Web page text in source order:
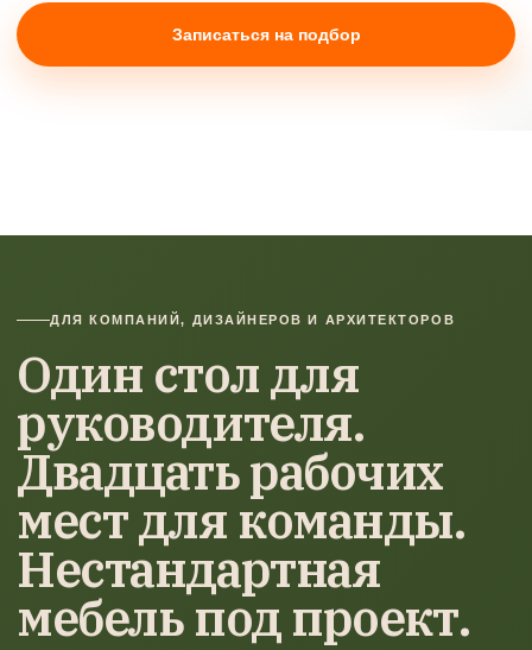
Записаться на подбор
ДЛЯ КОМПАНИЙ, ДИЗАЙНЕРОВ И АРХИТЕКТОРОВ
Один стол для
руководителя.
Двадцать рабочих
мест для команды.
Нестандартная
мебель под проект.